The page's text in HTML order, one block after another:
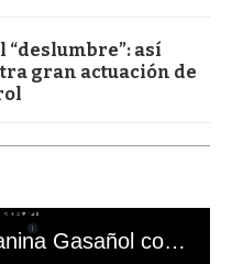
“deslumbre”: así
gran actuación de
El mal momento de Yanina Gasañol con un hincha argentino en "Subrayado"